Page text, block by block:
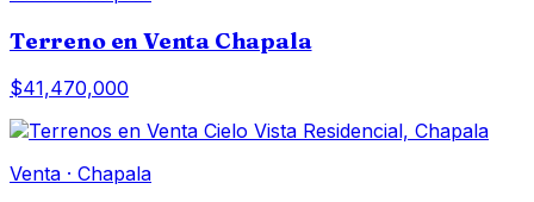
Terreno en Venta Chapala
$41,470,000
Venta · Chapala